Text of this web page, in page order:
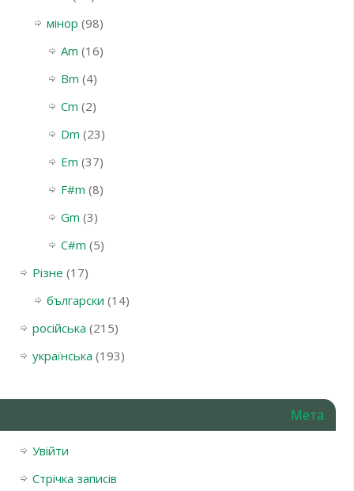
мінор (98)
Am (16)
Bm (4)
Cm (2)
Dm (23)
Em (37)
F#m (8)
Gm (3)
С#m (5)
Різне (17)
български (14)
російська (215)
українська (193)
Мета
Увійти
Стрічка записів